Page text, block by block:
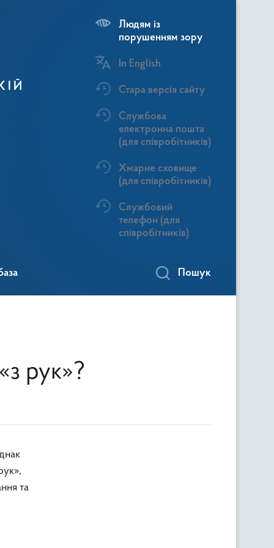
Людям із
порушенням зору
In English
Стара версія сайту
Службова
електронна пошта
(для співробітників)
Хмарне сховище
(для співробітників)
Службовий
телефон (для
співробітників)
Пошук
рук»?
та